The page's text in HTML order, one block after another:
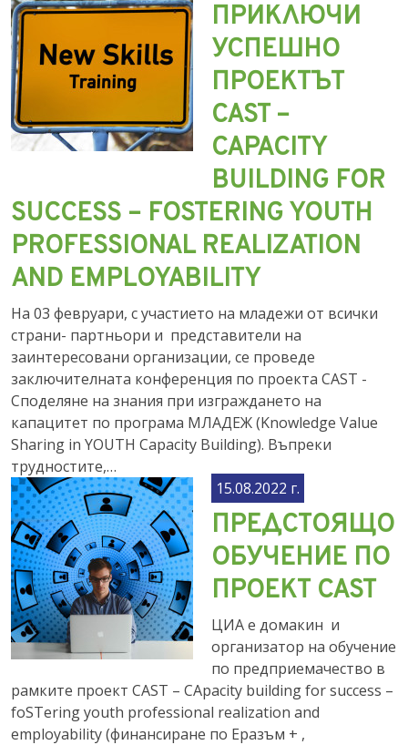
ПРИКЛЮЧИ
УСПЕШНО
ПРОЕКТЪТ
CAST –
CAPACITY
BUILDING FOR
SUCCESS – FOSTERING YOUTH
PROFESSIONAL REALIZATION
AND EMPLOYABILITY
На 03 февруари, с участието на младежи от всички
страни- партньори и представители на
заинтересовани организации, се проведе
заключителната конференция по проекта CAST -
Споделяне на знания при изграждането на
капацитет по програма МЛАДЕЖ (Knowledge Value
Sharing in YOUTH Capacity Building). Въпреки
трудностите,…
15.08.2022 г.
ПРЕДСТОЯЩО
ОБУЧЕНИЕ ПО
ПРОЕКТ CAST
ЦИА е домакин и
организaтор на обучение
по предприемачество в
рамките проект CAST – CApacity building for success –
foSTering youth professional realization and
employability (финансиранe по Еразъм + ,